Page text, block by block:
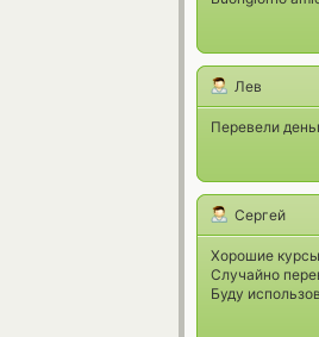
Лев
Перевели
Сергей
Хорошие
Случайно
Буду